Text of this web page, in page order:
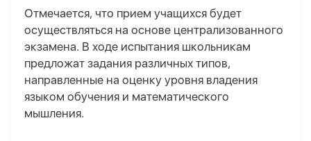
Отмечается, что прием учащихся будет
осуществляться на основе централизованного
экзамена. В ходе испытания школьникам
предложат задания различных типов,
направленные на оценку уровня владения
языком обучения и математического
мышления.